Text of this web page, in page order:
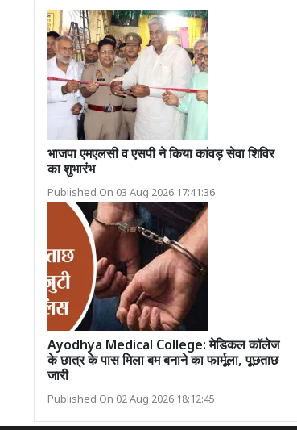
भाजपा एमएलसी व एसपी ने किया कांवड़ सेवा शिविर
का शुभारंभ
Published On 03 Aug 2026 17:41:36
Ayodhya Medical College: मेडिकल कॉलेज
के छात्र के पास मिला बम बनाने का फार्मूला, पूछताछ
जारी
Published On 02 Aug 2026 18:12:45